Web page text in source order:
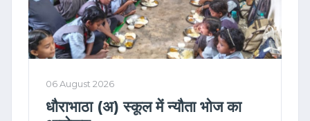
06 August 2026
धौराभाठा (अ) स्कूल में न्यौता भोज का